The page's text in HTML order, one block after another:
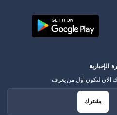
الإخبارية
الآن لتكون أول من يعرف
يشترك